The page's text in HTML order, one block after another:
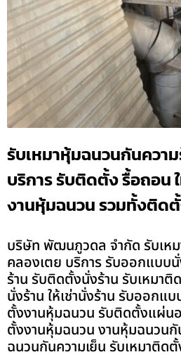
รับเหมาหุ้มฉนวนกันควา
บริการ รับติดตั้ง รื้อถอน
งานหุ้มฉนวน รวมทั้งติด
บริษัท พัฒนภูวดล จำกัด รับเห
คลองเตย บริการ รับออกแบบ
ร้าน รับติดตั้งนั่งร้าน รับเหมา
นั่งร้าน ให้เช่านั่งร้าน รับออกแ
ตั้งงานหุ้มฉนวน รับติดตั้งแผ่น
ตั้งงานหุ้มฉนวน งานหุ้มฉนวน
ฉนวนกันความเย็น รับเหมาติด